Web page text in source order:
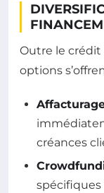
Outre le crédit
options
créances
spécifiques